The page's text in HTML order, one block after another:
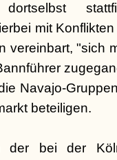
mit
vereinbart, "sich
Navajo-
beteiligen.
der bei der